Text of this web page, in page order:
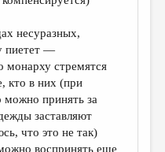
несуразных,
пиетет —
монарху стремятся
кто в них (при
можно принять за
заставляют
что это не так)
воспринять еще